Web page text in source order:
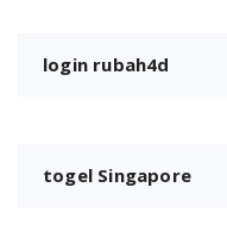
login rubah4d
togel Singapore